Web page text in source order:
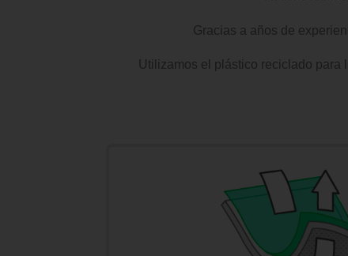
Gracias a años de
Utilizamos el plástico reciclado para